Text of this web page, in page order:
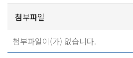
첨부파일
첨부파일이(가) 없습니다.